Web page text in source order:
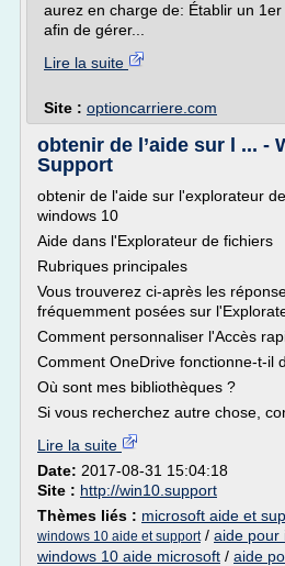
aurez en charge de: Établir un
afin de gérer...
Lire la suite
Site : optioncarriere.com
obtenir de l’aide sur l ... -
Support
obtenir de l'aide sur l'explorateur
windows 10
Aide dans l'Explorateur de fichiers
Rubriques principales
Vous trouverez ci-après les
fréquemment posées sur
Comment personnaliser l'Accès
Comment OneDrive fonctionne-t-il
Où sont mes bibliothèques ?
Si vous recherchez autre chose,
Lire la suite
Date: 2017-08-31 15:04:18
Site : http://win10.support
Thèmes liés : microsoft aide et
windows 10 aide et support/ aide pour
windows 10 aide microsoft / aide